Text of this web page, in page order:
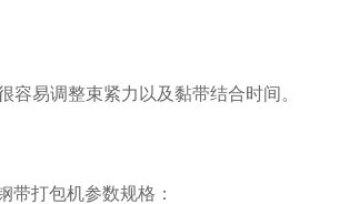
易调整束紧力以及黏带结合时间。
带打包机参数规格：